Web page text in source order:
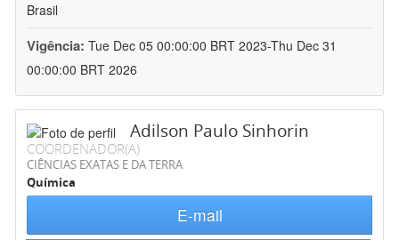
Brasil
Vigência: Tue Dec 05 00:00:00 BRT 2023-Thu Dec 31
00:00:00 BRT 2026
Adilson Paulo Sinhorin
COORDENADOR(A)
CIÊNCIAS EXATAS E DA TERRA
Química
E-mail